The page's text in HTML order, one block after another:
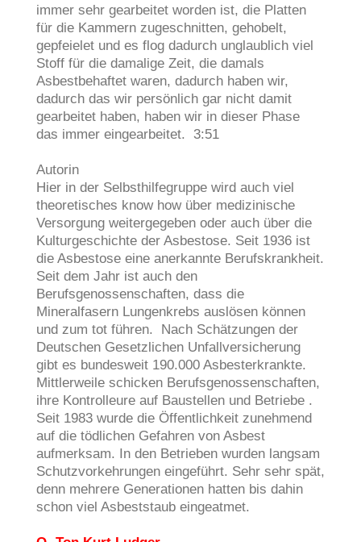
immer sehr gearbeitet worden ist, die Platten
für die Kammern zugeschnitten, gehobelt,
gepfeielet und es flog dadurch unglaublich viel
Stoff für die damalige Zeit, die damals
Asbestbehaftet waren, dadurch haben wir,
dadurch das wir persönlich gar nicht damit
gearbeitet haben, haben wir in dieser Phase
das immer eingearbeitet. 3:51
Autorin
Hier in der Selbsthilfegruppe wird auch viel
theoretisches know how über medizinische
Versorgung weitergegeben oder auch über die
Kulturgeschichte der Asbestose. Seit 1936 ist
die Asbestose eine anerkannte Berufskrankheit.
Seit dem Jahr ist auch den
Berufsgenossenschaften, dass die
Mineralfasern Lungenkrebs auslösen können
und zum tot führen. Nach Schätzungen der
Deutschen Gesetzlichen Unfallversicherung
gibt es bundesweit 190.000 Asbesterkrankte.
Mittlerweile schicken Berufsgenossenschaften,
ihre Kontrolleure auf Baustellen und Betriebe .
Seit 1983 wurde die Öffentlichkeit zunehmend
auf die tödlichen Gefahren von Asbest
aufmerksam. In den Betrieben wurden langsam
Schutzvorkehrungen eingeführt. Sehr sehr spät,
denn mehrere Generationen hatten bis dahin
schon viel Asbeststaub eingeatmet.